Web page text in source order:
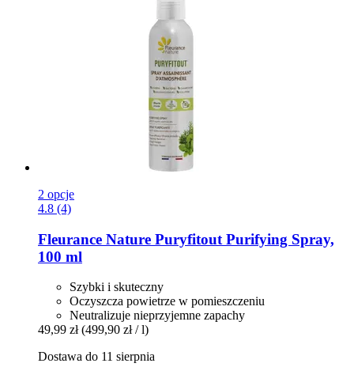
2 opcje
4.8 (4)
Fleurance Nature Puryfitout Purifying Spray,
100 ml
Szybki i skuteczny
Oczyszcza powietrze w pomieszczeniu
Neutralizuje nieprzyjemne zapachy
49,99 zł (499,90 zł / l)
Dostawa do 11 sierpnia